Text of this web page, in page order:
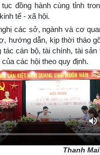
đồng hành cùng tỉnh
tế - xã hội.
các sở, ngành và cơ
hướng dẫn, kịp thời tháo
cán bộ, tài chính, tài sản
các hội theo quy định.
Thanh